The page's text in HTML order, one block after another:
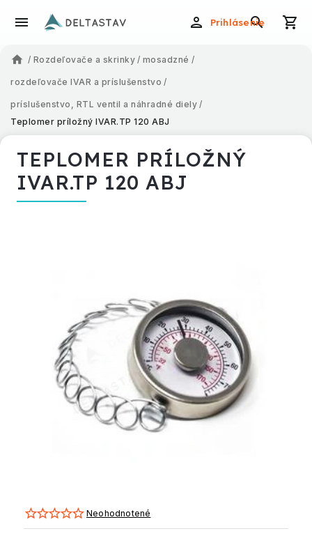
Prihlásenie
/ Rozdeľovače a skrinky / mosadzné /
rozdeľovače IVAR a príslušenstvo /
príslušenstvo, RTL ventil a náhradné diely /
Teplomer príložný IVAR.TP 120 ABJ
TEPLOMER PRÍLOŽNÝ
IVAR.TP 120 ABJ
Neohodnotené